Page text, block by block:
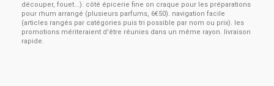
découper, fouet...). côté épicerie fine on craque pour les préparations
pour rhum arrangé (plusieurs parfums, 6€50). navigation facile
(articles rangés par catégories puis tri possible par nom ou prix). les
promotions mériteraient d'être réunies dans un même rayon. livraison
rapide.